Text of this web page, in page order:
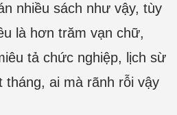
nhiều sách như vậy, tùy
là hơn trăm vạn chữ,
tả chức nghiệp, lịch sừ
tháng, ai mà rãnh rỗi vậy